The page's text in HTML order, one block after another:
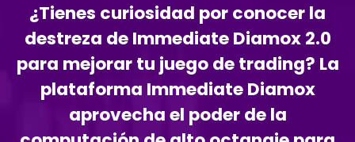
¿Tienes curiosidad por conocer la
destreza de Immediate Diamox 2.0
para mejorar tu juego de trading? La
plataforma Immediate Diamox
aprovecha el poder de la